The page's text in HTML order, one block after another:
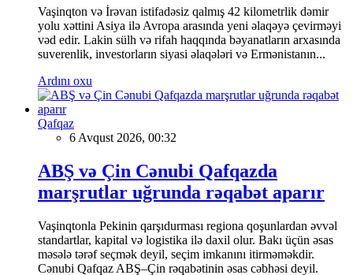
Vaşinqton və İrəvan istifadəsiz qalmış 42 kilometrlik dəmir
yolu xəttini Asiya ilə Avropa arasında yeni əlaqəyə çevirməyi
vəd edir. Lakin sülh və rifah haqqında bəyanatların arxasında
suverenlik, investorların siyasi əlaqələri və Ermənistanın...
Ardını oxu
Qafqaz
6 Avqust 2026, 00:32
ABŞ və Çin Cənubi Qafqazda
marşrutlar uğrunda rəqabət aparır
Vaşinqtonla Pekinin qarşıdurması regiona qoşunlardan əvvəl
standartlar, kapital və logistika ilə daxil olur. Bakı üçün əsas
məsələ tərəf seçmək deyil, seçim imkanını itirməməkdir.
Cənubi Qafqaz ABŞ–Çin rəqabətinin əsas cəbhəsi deyil.